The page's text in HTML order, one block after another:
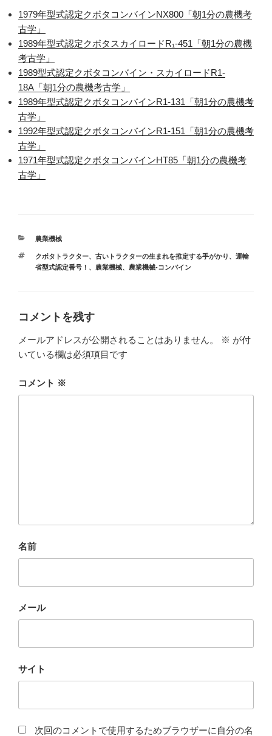
1979年型式認定クボタコンバインNX800「朝1分の農機考
古学」
1989年型式認定クボタスカイロードR₁-451「朝1分の農機
考古学」
1989型式認定クボタコンバイン・スカイロードR1-
18A「朝1分の農機考古学」
1989年型式認定クボタコンバインR1-131「朝1分の農機考
古学」
1992年型式認定クボタコンバインR1-151「朝1分の農機考
古学」
1971年型式認定クボタコンバインHT85「朝1分の農機考
古学」
カ
ゴ
リ
農業機械
タ
グ
クボタトラクター、 古いトラクターの生まれを推定する手がかり、運輸
省型式認定番号！ 、 農業機械、 農業機械-コンバイン
コメントを残す
メールアドレスが公開されることはありません。 ※ が付
いている欄は必須項目です
コメント ※
名前
メール
サイト
次回のコメントで使用するためブラウザーに自分の名